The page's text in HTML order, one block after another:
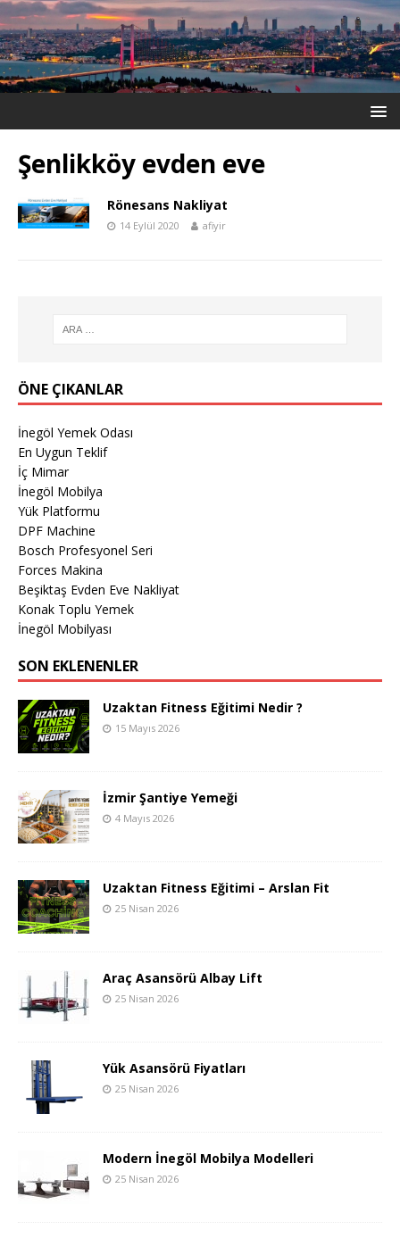
Şenlikköy evden eve
Rönesans Nakliyat
14 Eylül 2020 afiyir
ÖNE ÇIKANLAR
İnegöl Yemek Odası
En Uygun Teklif
İç Mimar
İnegöl Mobilya
Yük Platformu
DPF Machine
Bosch Profesyonel Seri
Forces Makina
Beşiktaş Evden Eve Nakliyat
Konak Toplu Yemek
İnegöl Mobilyası
SON EKLENENLER
Uzaktan Fitness Eğitimi Nedir ?
15 Mayıs 2026
İzmir Şantiye Yemeği
4 Mayıs 2026
Uzaktan Fitness Eğitimi – Arslan Fit
25 Nisan 2026
Araç Asansörü Albay Lift
25 Nisan 2026
Yük Asansörü Fiyatları
25 Nisan 2026
Modern İnegöl Mobilya Modelleri
25 Nisan 2026